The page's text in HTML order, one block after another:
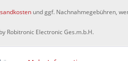
und ggf. Nachnahmegebühren,
Robitronic Electronic Ges.m.b.H.